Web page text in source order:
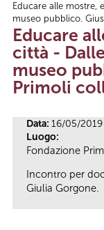
Tu sei qui
Educare alle mostre,
museo pubblico.
Educare
città -
museo
Primoli
Data: 16/05/2019
Luogo:
Fondazione
Incontro per
Giulia Gorgone.